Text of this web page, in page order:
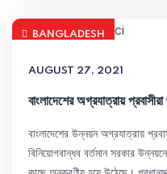
BANGLADESH
AUGUST 27, 2021
বাংলাদেশের অগ্রযাত্রায়
বাংলাদেশের উন্নয়ন অগ্রযাত্রায়
বিনিয়োগবান্ধব বর্তমান সরকার